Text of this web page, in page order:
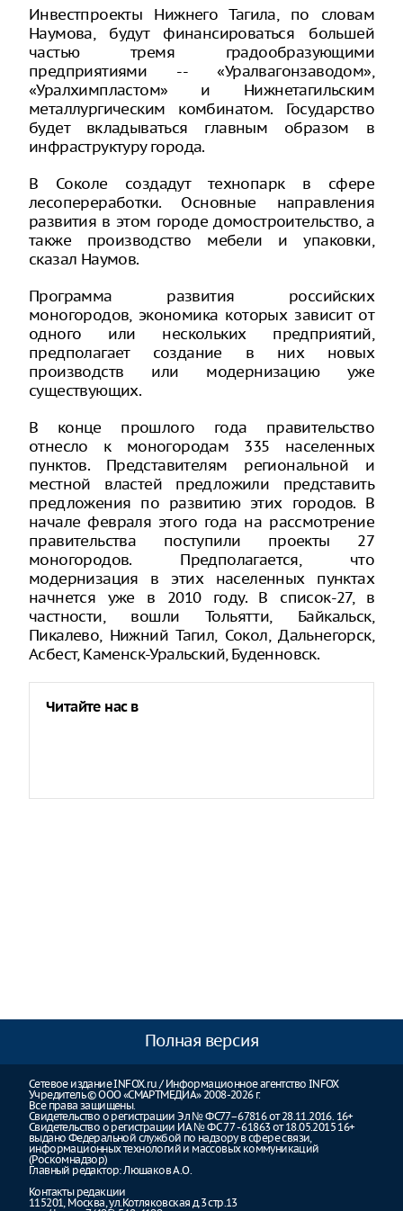
Инвестпроекты Нижнего Тагила, по словам
Наумова, будут финансироваться большей
частью тремя градообразующими
предприятиями -- «Уралвагонзаводом»,
«Уралхимпластом» и Нижнетагильским
металлургическим комбинатом. Государство
будет вкладываться главным образом в
инфраструктуру города.
В Соколе создадут технопарк в сфере
лесопереработки. Основные направления
развития в этом городе домостроительство, а
также производство мебели и упаковки,
сказал Наумов.
Программа развития российских
моногородов, экономика которых зависит от
одного или нескольких предприятий,
предполагает создание в них новых
производств или модернизацию уже
существующих.
В конце прошлого года правительство
отнесло к моногородам 335 населенных
пунктов. Представителям региональной и
местной властей предложили представить
предложения по развитию этих городов. В
начале февраля этого года на рассмотрение
правительства поступили проекты 27
моногородов. Предполагается, что
модернизация в этих населенных пунктах
начнется уже в 2010 году. В список-27, в
частности, вошли Тольятти, Байкальск,
Пикалево, Нижний Тагил, Сокол, Дальнегорск,
Асбест, Каменск-Уральский, Буденновск.
Читайте нас в
Полная версия
Сетевое издание INFOX.ru / Информационное агентство INFOX
Учредитель © ООО «СМАРТМЕДИА» 2008-2026 г.
Все права защищены.
Свидетельство о регистрации Эл № ФС77–67816 от 28.11.2016. 16+
Свидетельство о регистрации ИА № ФС 77 - 61863 от 18.05.2015 16+
выдано Федеральной службой по надзору в сфере связи,
информационных технологий и массовых коммуникаций
(Роскомнадзор)
Главный редактор: Люшаков А.О.
Контакты редакции
115201, Москва, ул.Котляковская д.3 стр.13